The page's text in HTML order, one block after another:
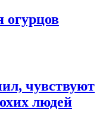
огурцов
чувствуют
людей